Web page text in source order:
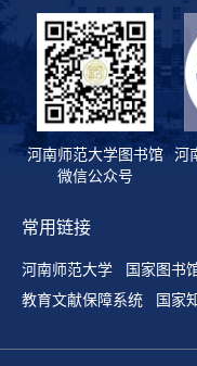
河南师范大学图书馆
微信公众号
河
常用链接
河南师范大学 国家图书
教育文献保障系统
国家